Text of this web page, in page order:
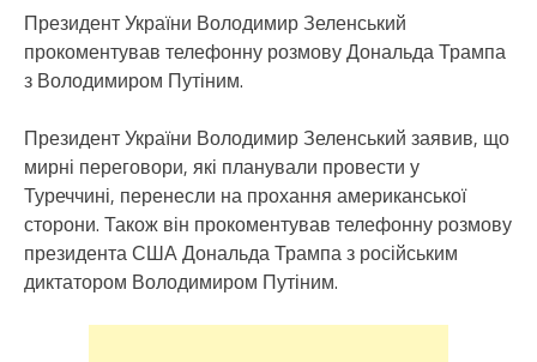
Президент України Володимир Зеленський
прокоментував телефонну розмову Дональда Трампа
з Володимиром Путіним.
Президент України Володимир Зеленський заявив, що
мирні переговори, які планували провести у
Туреччині, перенесли на прохання американської
сторони. Також він прокоментував телефонну розмову
президента США Дональда Трампа з російським
диктатором Володимиром Путіним.